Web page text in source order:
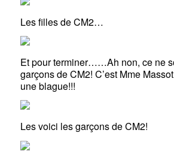
Les filles de CM2…
Et pour terminer……Ah non, ce ne
garçons de CM2! C’est Mme
une blague!!!
Les voici les garçons de CM2!